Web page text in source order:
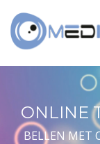
ONLINE
BELLEN MET